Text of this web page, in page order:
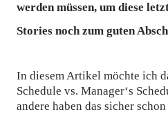
werden müssen, um diese
Stories noch zum guten
In diesem Artikel möchte ich
Schedule vs. Manager‘s
andere haben das sicher